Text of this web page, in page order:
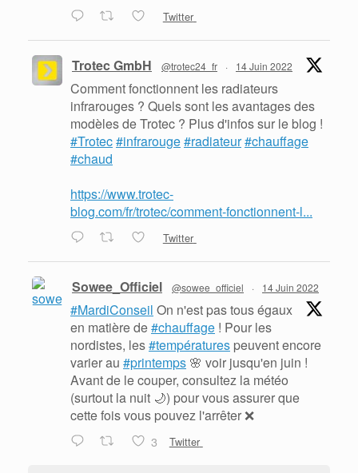
Twitter
Trotec GmbH @trotec24_fr · 14 Juin 2022
Comment fonctionnent les radiateurs
infrarouges ? Quels sont les avantages des
modèles de Trotec ? Plus d'infos sur le blog !
#Trotec#infrarouge#radiateur#chauffage
#chaud
https://www.trotec-
blog.com/fr/trotec/comment-fonctionnent-l...
Twitter
Sowee_Officiel @sowee_officiel · 14 Juin 2022
#MardiConseil On n'est pas tous égaux
en matière de#chauffage ! Pour les
nordistes, les#températures peuvent encore
varier au #printemps 🌸 voir jusqu'en juin !
Avant de le couper, consultez la météo
(surtout la nuit 🌙) pour vous assurer que
cette fois vous pouvez l'arrêter ❌
3 Twitter